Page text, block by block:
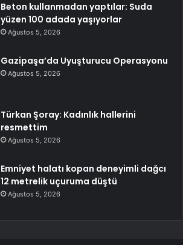
Beton kullanmadan yaptılar: Suda
yüzen 100 adada yaşıyorlar
Ağustos 5, 2026
Gazipaşa’da Uyuşturucu Operasyonu
Ağustos 5, 2026
Türkan Şoray: Kadınlık hallerini
resmettim
Ağustos 5, 2026
Emniyet halatı kopan deneyimli dağcı
12 metrelik uçuruma düştü
Ağustos 5, 2026